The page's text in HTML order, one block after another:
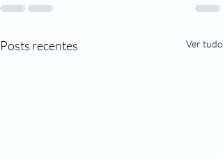
Posts recentes Ver tudo